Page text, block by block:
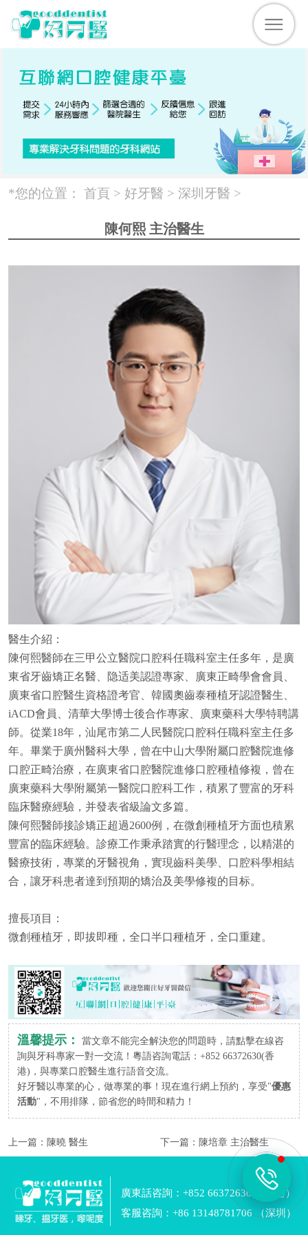
*您的位置： 首頁 > 好牙醫 > 深圳牙醫 >
陳何熙 主治醫生
醫生介紹：
陳何熙醫師在三甲公立醫院口腔科任職科室主任多年，是廣
東省牙齒矯正名醫、隐适美認證專家、廣東正畸學會會員、
廣東省口腔醫生資格證考官、韓國奧齒泰種植牙認證醫生、
iACD會員、清華大學博士後合作專家、廣東藥科大學特聘講
師。從業18年，汕尾市第二人民醫院口腔科任職科室主任多
年。畢業于廣州醫科大學，曾在中山大學附屬口腔醫院進修
口腔正畸治療，在廣東省口腔醫院進修口腔種植修複，曾在
廣東藥科大學附屬第一醫院口腔科工作，積累了豐富的牙科
臨床醫療經驗，并發表省級論文多篇。
陳何熙醫師接診矯正超過2600例，在微創種植牙方面也積累
豐富的臨床經驗。診療工作秉承踏實的行醫理念，以精湛的
醫療技術，專業的牙醫視角，實現齒科美學、口腔科學相結
合，讓牙科患者達到預期的矯治及美學修複的目标。
擅長項目：
微創種植牙，即拔即種，全口半口種植牙，全口重建。
溫馨提示：
當文章不能完全解決您的問題時，請點擊在線咨
詢與牙科專家一對一交流！粵語咨詢電話：+852 66372630(香
港)，與專業口腔醫生進行語音交流。
好牙醫以專業的心，做專業的事！現在進行網上預約，享受"優惠
活動"，不用排隊，節省您的時間和精力！
上一篇： 陳曉 醫生 下一篇： 陳培章 主治醫生
廣東話咨詢：+852 66372630 （香港）
客服咨詢：+86 13148781706 （深圳）